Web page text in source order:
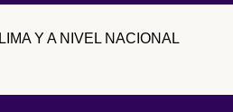
Y A NIVEL NACIONAL